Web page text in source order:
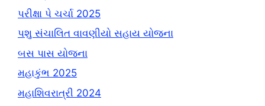
પરીક્ષા પે ચર્ચા 2025
પશુ સંચાલિત વાવણીયો સહાય યોજના
બસ પાસ યોજના
મહાકુંભ 2025
મહાશિવરાત્રી 2024